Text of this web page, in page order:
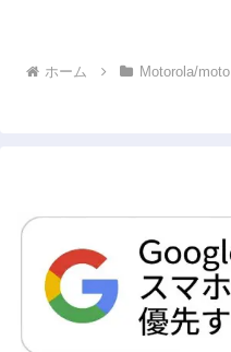
ホーム Motorola/moto